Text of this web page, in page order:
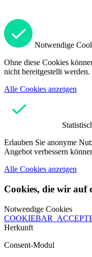
Notwendige
Ohne diese Cookies
nicht bereitgestellt werden.
Alle Cookies anzeigen
Erlauben Sie anonyme
Angebot verbessern
Alle Cookies anzeigen
Cookies, die wir auf
Notwendige Cookies
Herkunft
Consent-Modul